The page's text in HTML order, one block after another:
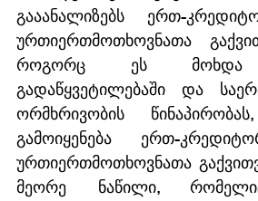
გააანალიზებს ერთ-
ურთიერთმოთხოვნათა
როგორც ეს მოხდა
გადაწყვეტილებაში და
ორმხრივობის
გამოიყენება ერთ-
ურთიერთმოთხოვნათა
მეორე ნაწილი,